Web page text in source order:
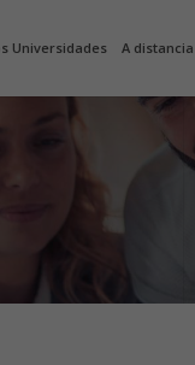
Universidades A distancia